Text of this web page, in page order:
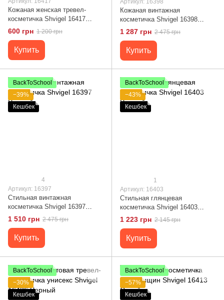
Кожаная женская тревел-
косметичка Shvigel 16417
Красный
600 грн 1 200 грн
Купить
Артикул: 16398
Кожаная винтажная
косметичка Shvigel 16398
Коричневый
1 287 грн 2 475 грн
Купить
BackToSchool
−39%
Кешбек
4
Артикул: 16397
Стильная винтажная
косметичка Shvigel 16397
Черный
1 510 грн 2 475 грн
Купить
BackToSchool
−43%
Кешбек
1
Артикул: 16403
Стильная глянцевая
косметичка Shvigel 16403
Черный
1 223 грн 2 145 грн
Купить
BackToSchool
−30%
Кешбек
BackToSchool
−57%
Кешбек